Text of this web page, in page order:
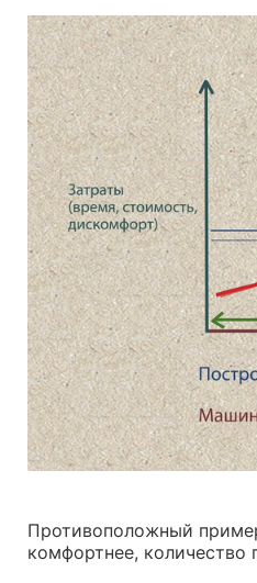
Противоположный
комфортнее, количество